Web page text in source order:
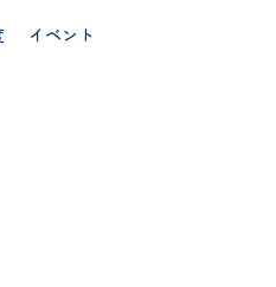
イベント